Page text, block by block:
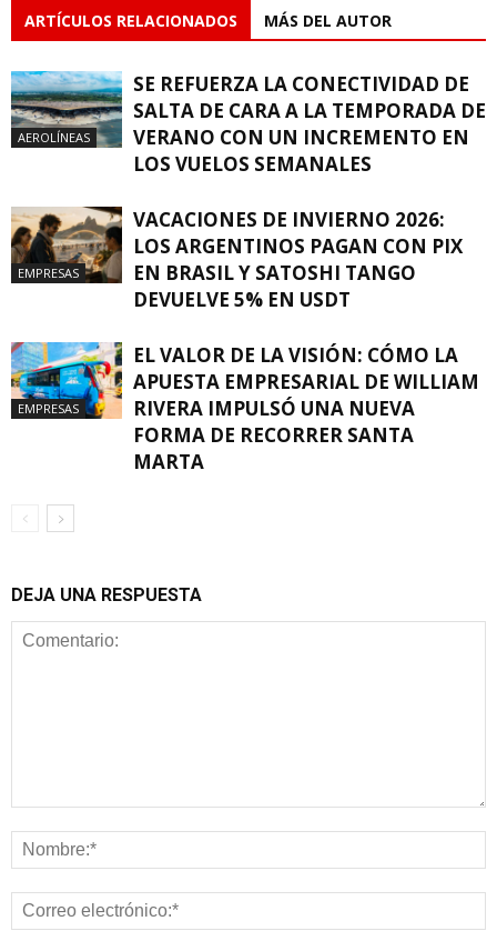
ARTÍCULOS RELACIONADOS MÁS DEL AUTOR
AEROLÍNEAS
SE REFUERZA LA CONECTIVIDAD DE
SALTA DE CARA A LA TEMPORADA DE
VERANO CON UN INCREMENTO EN
LOS VUELOS SEMANALES
EMPRESAS
VACACIONES DE INVIERNO 2026:
LOS ARGENTINOS PAGAN CON PIX
EN BRASIL Y SATOSHI TANGO
DEVUELVE 5% EN USDT
EMPRESAS
EL VALOR DE LA VISIÓN: CÓMO LA
APUESTA EMPRESARIAL DE WILLIAM
RIVERA IMPULSÓ UNA NUEVA
FORMA DE RECORRER SANTA
MARTA
DEJA UNA RESPUESTA